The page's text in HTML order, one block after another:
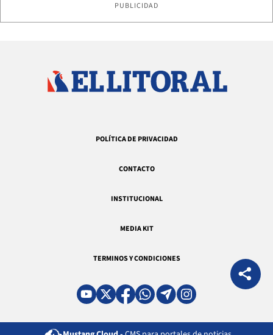
PUBLICIDAD
POLÍTICA DE PRIVACIDAD
CONTACTO
INSTITUCIONAL
MEDIA KIT
TERMINOS Y CONDICIONES